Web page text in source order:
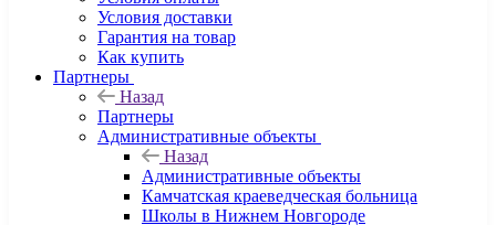
Условия доставки
Гарантия на товар
Как купить
Партнеры
Назад
Партнеры
Административные объекты
Назад
Административные объекты
Камчатская краеведческая больница
Школы в Нижнем Новгороде